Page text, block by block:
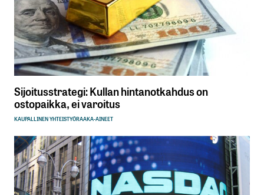
Sijoitusstrategi: Kullan hintanotkahdus on
ostopaikka, ei varoitus
KAUPALLINEN YHTEISTYÖRAAKA-AINEET